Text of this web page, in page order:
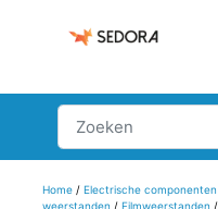
Home/ Electrische componenten
weerstanden / Filmweerstanden /